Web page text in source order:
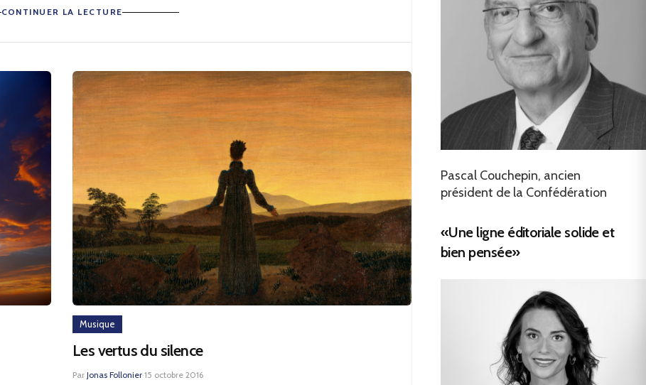
CONTINUER LA LECTURE
Musique
Les vertus du silence
Par Jonas Follonier·15 octobre 2016
Pascal Couchepin, ancien
président de la Confédération
«Une ligne éditoriale solide et
bien pensée»